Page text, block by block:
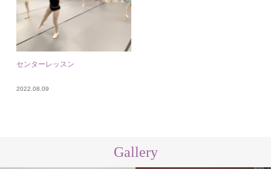
センターレッスン
2022.08.09
Gallery